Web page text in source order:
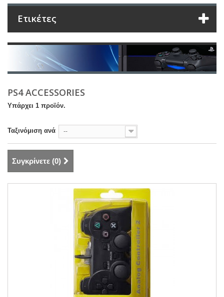
Ετικέτες
PS4 ACCESSORIES
Υπάρχει 1 προϊόν.
Ταξινόμιση ανά --
Συγκρίνετε (0)